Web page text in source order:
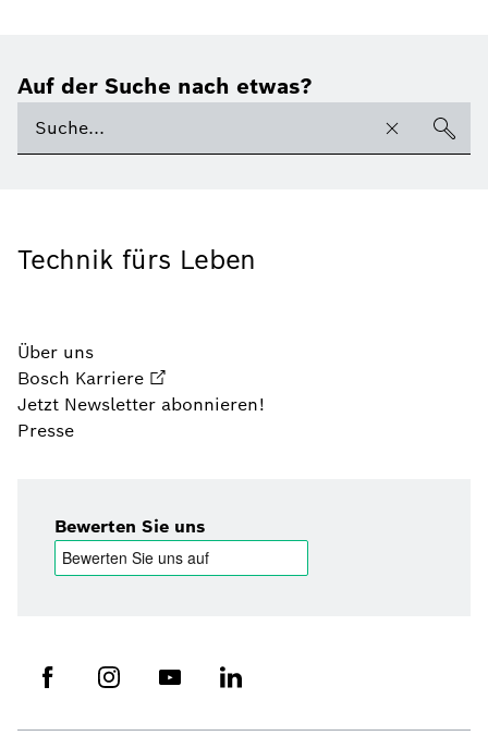
Auf der Suche nach etwas?
Technik fürs Leben
Über uns
Bosch Karriere
Jetzt Newsletter abonnieren!
Presse
Bewerten Sie uns